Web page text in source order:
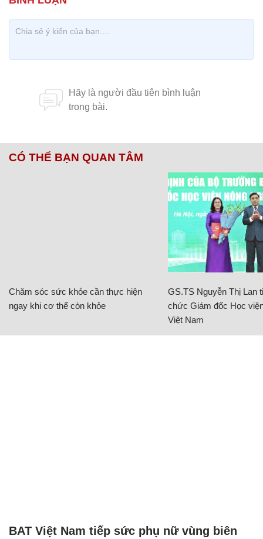
CÓ THỂ BẠN QUAN TÂM
Chăm sóc sức khỏe cần thực hiện
ngay khi cơ thể còn khỏe
GS.TS Nguyễn Thị Lan
chức Giám đốc Học
Việt Nam
BAT Việt Nam tiếp sức phụ nữ vùng biên